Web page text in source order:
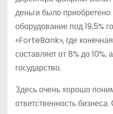
деньги было
оборудование под 19,5%
«ForteBank», где
составляет от 8% до 10%,
государство.
Здесь очень хорошо
ответственность